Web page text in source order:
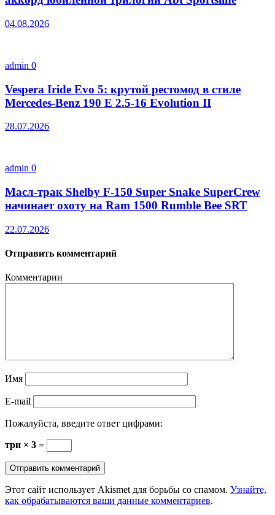
04.08.2026
admin 0
Vespera Iride Evo 5: крутой рестомод в стиле
Mercedes-Benz 190 E 2.5-16 Evolution II
28.07.2026
admin 0
Масл-трак Shelby F-150 Super Snake SuperCrew
начинает охоту на Ram 1500 Rumble Bee SRT
22.07.2026
Отправить комментарий
Комментарии
Имя
E-mail
Пожалуйста, введите ответ цифрами:
три × 3 =
Этот сайт использует Akismet для борьбы со спамом. Узнайте,
как обрабатываются ваши данные комментариев.